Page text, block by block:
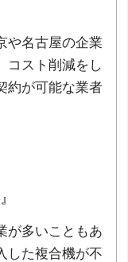
や名古屋の企業
コスト削減をし
約が可能な業者
が多いこともあ
した複合機が不